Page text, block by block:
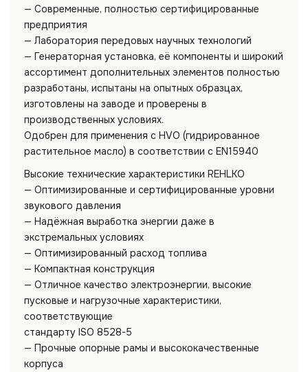
— Современные, полностью сертифицированные
предприятия
— Лаборатория передовых научных технологий
— Генераторная установка, её компоненты и широкий
ассортимент дополнительных элементов полностью
разработаны, испытаны на опытных образцах,
изготовлены на заводе и проверены в
производственных условиях.
Одобрен для применения с HVO (гидрированное
растительное масло) в соответствии с EN15940
Высокие технические характеристики REHLKO
— Оптимизированные и сертифицированные уровни
звукового давления
— Надёжная выработка энергии даже в
экстремальных условиях
— Оптимизированный расход топлива
— Компактная конструкция
— Отличное качество электроэнергии, высокие
пусковые и нагрузочные характеристики,
соответствующие
стандарту ISO 8528-5
— Прочные опорные рамы и высококачественные
корпуса